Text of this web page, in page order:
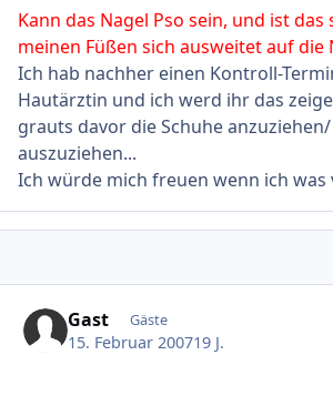
Kann das Nagel Pso sein, und ist das
meinen Füßen sich ausweitet auf die
Ich hab nachher einen Kontroll-
Hautärztin und ich werd ihr das
grauts davor die Schuhe anzuziehen/
auszuziehen...
Ich würde mich freuen wenn ich was
Gast Gäste
15. Februar 200719 J.